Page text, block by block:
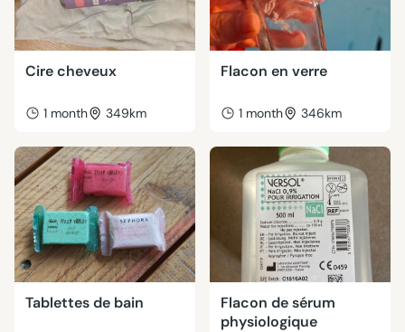
Cire cheveux
1 month 349km
Flacon en verre
1 month 346km
Tablettes de bain
Flacon de sérum
physiologique